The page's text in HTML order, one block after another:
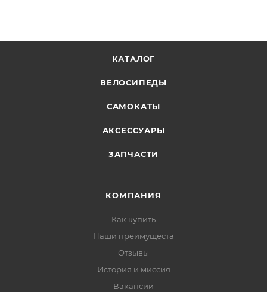
КАТАЛОГ
ВЕЛОСИПЕДЫ
САМОКАТЫ
АКСЕССУАРЫ
ЗАПЧАСТИ
КОМПАНИЯ
Как купить
Наши преимущеста
Отзывы
История и миссия
Вакансии